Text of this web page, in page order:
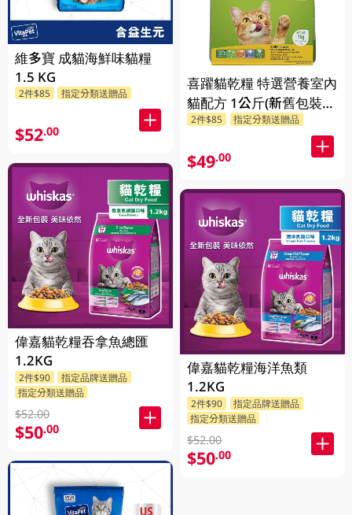
維多寶 成貓海鮮味貓糧
1.5 KG
2件$85 指定分類送贈品
$52.00
偉嘉貓乾糧吞拿魚總匯
1.2KG
2件$90
指定品牌送贈品
指定分類送贈品
$52.00
$50.00
喜躍貓乾糧 特選營養室內
貓配方 1公斤(新舊包裝隨
機發貨)
2件$85 指定分類送贈品
$49.00
偉嘉貓乾糧海洋魚類
1.2KG
2件$90
指定品牌送贈品
指定分類送贈品
$52.00
$50.00